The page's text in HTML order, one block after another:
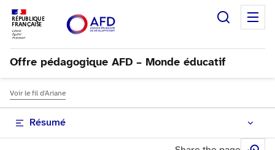
RÉPUBLIQUE
FRANÇAISE
Offre pédagogique AFD – Monde éducatif
Voir le fil d'Ariane
Résumé